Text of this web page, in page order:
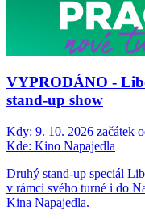
VYPRODÁNO -
stand-up show
Kdy: 9. 10. 2026 začátek
Kde: Kino Napajedla
Druhý stand-up speciál
v rámci svého turné i do
Kina Napajedla.